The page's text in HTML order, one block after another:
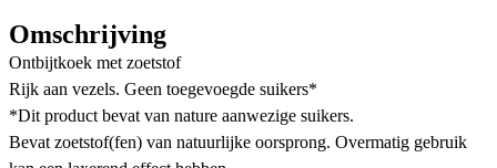
Omschrijving
Ontbijtkoek met zoetstof
Rijk aan vezels. Geen toegevoegde suikers*
*Dit product bevat van nature aanwezige suikers.
Bevat zoetstof(fen) van natuurlijke oorsprong. Overmatig gebruik